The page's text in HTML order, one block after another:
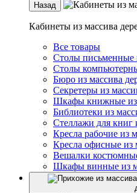
Назад
Кабинеты из массива
Все товары
Столы письменные
Столы
Бюро из массива
Секретеры из
Шкафы книжные из
Библиотеки из
Стеллажи для книг
Кресла рабочие из
Кресла офисные из
Вешалки
Шкафы винные из